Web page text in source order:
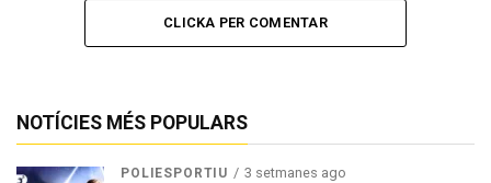
CLICKA PER COMENTAR
NOTÍCIES MÉS POPULARS
POLIESPORTIU 3 setmanes ago